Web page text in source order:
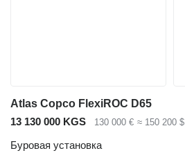
Atlas Copco FlexiROC D65
13 130 000 KGS
130 000 € ≈ 150 200 $
Буровая установка